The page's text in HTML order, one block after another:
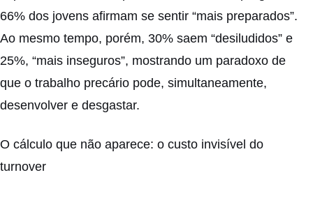
66% dos jovens afirmam se sentir “mais preparados”.
Ao mesmo tempo, porém, 30% saem “desiludidos” e
25%, “mais inseguros”, mostrando um paradoxo de
que o trabalho precário pode, simultaneamente,
desenvolver e desgastar.
O cálculo que não aparece: o custo invisível do
turnover